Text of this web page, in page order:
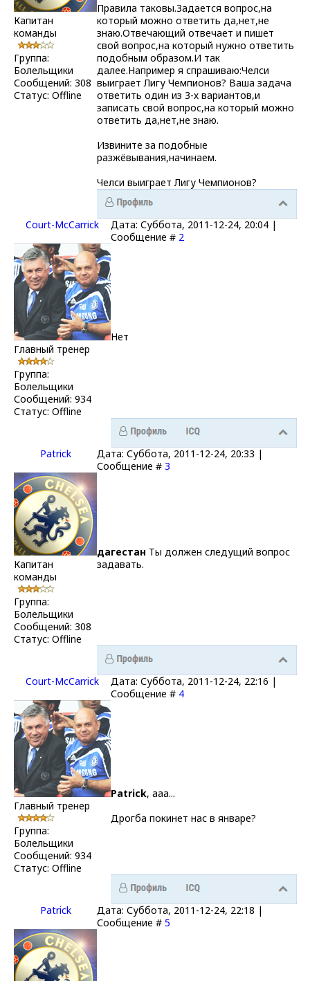
Капитан
команды
Группа:
Болельщики
Сообщений: 308
Статус: Offline
Правила таковы.Задается вопрос,на
который можно ответить да,нет,не
знаю.Отвечающий отвечает и пишет
свой вопрос,на который нужно ответить
подобным образом.И так
далее.Например я спрашиваю:Челси
выиграет Лигу Чемпионов? Ваша задача
ответить один из 3-х вариантов,и
записать свой вопрос,на который можно
ответить да,нет,не знаю.
Извините за подобные
разжёвывания,начинаем.
Челси выиграет Лигу Чемпионов?
Court-McCarrick
Дата: Суббота, 2011-12-24, 20:04 |
Сообщение # 2
Главный тренер
Группа:
Болельщики
Сообщений: 934
Статус: Offline
Нет
Patrick
Дата: Суббота, 2011-12-24, 20:33 |
Сообщение # 3
Капитан
команды
Группа:
Болельщики
Сообщений: 308
Статус: Offline
дагестан Ты должен следущий вопрос
задавать.
Court-McCarrick
Дата: Суббота, 2011-12-24, 22:16 |
Сообщение # 4
Главный тренер
Группа:
Болельщики
Сообщений: 934
Статус: Offline
Patrick, ааа...
Дрогба покинет нас в январе?
Patrick
Дата: Суббота, 2011-12-24, 22:18 |
Сообщение # 5